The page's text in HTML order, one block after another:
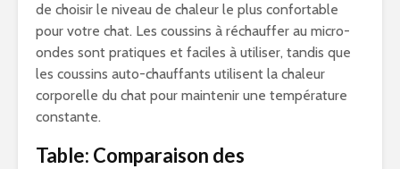
de choisir le niveau de chaleur le plus confortable
pour votre chat. Les coussins à réchauffer au micro-
ondes sont pratiques et faciles à utiliser, tandis que
les coussins auto-chauffants utilisent la chaleur
corporelle du chat pour maintenir une température
constante.
Table: Comparaison des